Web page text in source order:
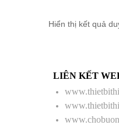
Hiển thị kết quả
LIÊN KẾT